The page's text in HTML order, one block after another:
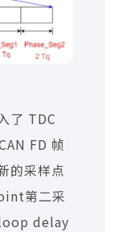
了 TDC
FD 帧
的采样点
第二采
delay